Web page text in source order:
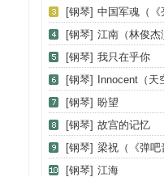
[钢琴] 中国军魂（《
[钢琴] 江南（林俊杰
[钢琴] 我只在乎你
[钢琴]
Innocent（天
[钢琴] 盼望
[钢琴] 故宫的记忆
[钢琴] 梁祝（《弹吧
[钢琴] 江海